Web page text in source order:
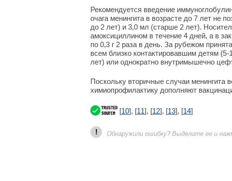
Рекомендуется введение
очага менингита в возрасте до 7 лет не
до 2 лет) и 3,0 мл (старше 2 лет).
амоксициллином в течение 4 дней, а в
по 0,3 г 2 раза в день. За рубежом
всем близко контактировавшим детям (5-
лет) или однократно внутримышечно
Поскольку вторичные случаи менингита
химиопрофилактику дополняют
[10], [11], [12], [13], [14]
! Обнаружили ошибку? Выделите ее и